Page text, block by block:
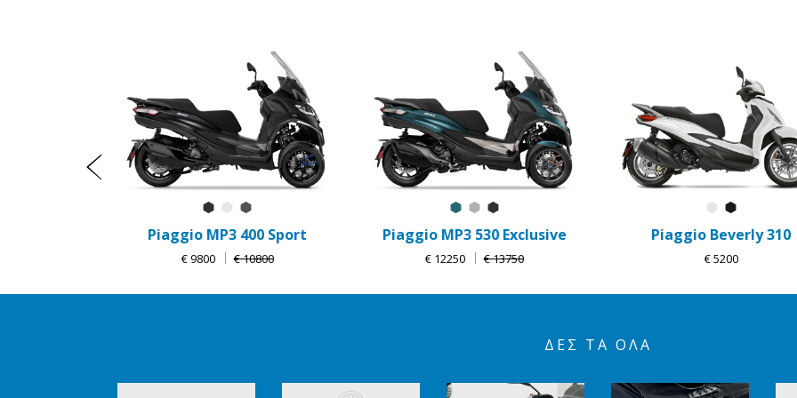
Προηγούμενο
Nero Meteora
Bianco Luna
Piaggio MP3 400 Sport
€ 9800 € 10800
Blu Oxygen Matt
Grigio Mercurio
Piaggio MP3 530 Exclusive
€ 12250 € 13750
Bianco Luna
Piaggio Beverly 310
€ 5200
ΔΕΣ ΤΑ ΌΛΑ
Item